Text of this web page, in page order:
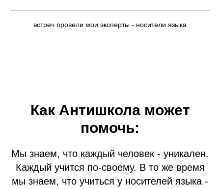
встреч провели мои эксперты - носители языка
Как Антишкола может
помочь:
Мы знаем, что каждый человек - уникален.
Каждый учится по-своему. В то же время
мы знаем, что учиться у носителей языка -